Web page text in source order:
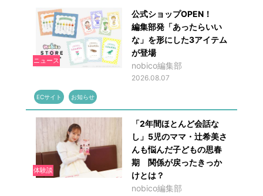
ニュース
公式ショップOPEN！
編集部発「あったらいい
な」を形にした3アイテム
が登場
nobico編集部
2026.08.07
ECサイト お知らせ
体験談
「2年間ほとんど会話な
し」5児のママ・辻希美さ
んも悩んだ子どもの思春
期 関係が戻ったきっか
けとは？
nobico編集部